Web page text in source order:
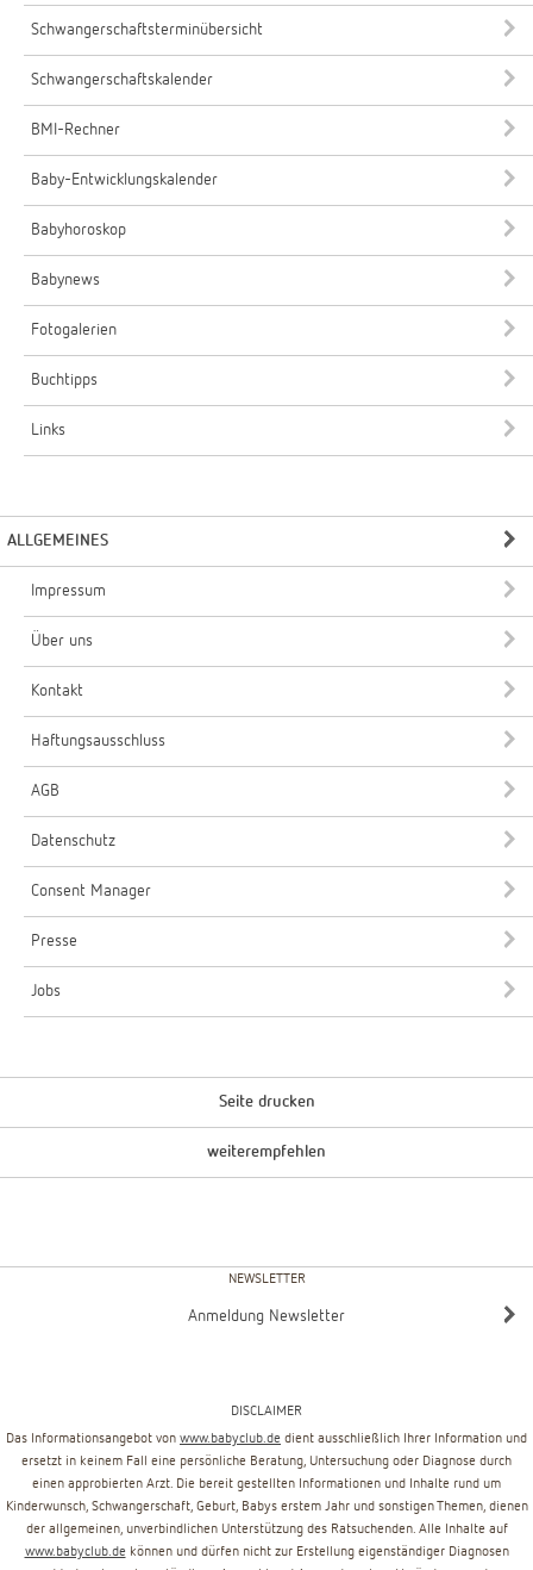
Schwangerschaftsterminübersicht
Schwangerschaftskalender
BMI-Rechner
Baby-Entwicklungskalender
Babyhoroskop
Babynews
Fotogalerien
Buchtipps
Links
ALLGEMEINES
Impressum
Über uns
Kontakt
Haftungsausschluss
AGB
Datenschutz
Consent Manager
Presse
Jobs
Seite drucken
weiterempfehlen
NEWSLETTER
Anmeldung Newsletter
DISCLAIMER
Das Informationsangebot von www.babyclub.de dient ausschließlich Ihrer Information und
ersetzt in keinem Fall eine persönliche Beratung, Untersuchung oder Diagnose durch
einen approbierten Arzt. Die bereit gestellten Informationen und Inhalte rund um
Kinderwunsch, Schwangerschaft, Geburt, Babys erstem Jahr und sonstigen Themen, dienen
der allgemeinen, unverbindlichen Unterstützung des Ratsuchenden. Alle Inhalte auf
www.babyclub.de können und dürfen nicht zur Erstellung eigenständiger Diagnosen